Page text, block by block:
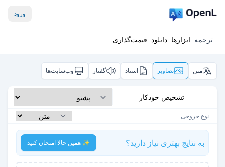
ورود
ترجمه ابزارها دانلود قیمت‌گذاری
متن تصاویر اسناد گفتار وب‌سایت‌ها
تشخیص خودکار
نوع خروجی
به نتایج بهتری نیاز دارید؟ ✨ همین حالا امتحان کنید